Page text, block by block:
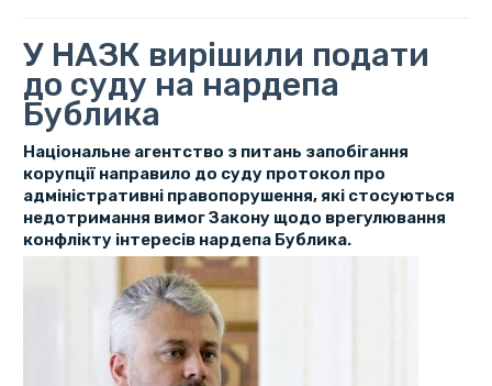
У НАЗК вирішили подати
до суду на нардепа
Бублика
Національне агентство з питань запобігання
корупції направило до суду протокол про
адміністративні правопорушення, які стосуються
недотримання вимог Закону щодо врегулювання
конфлікту інтересів нардепа Бублика.